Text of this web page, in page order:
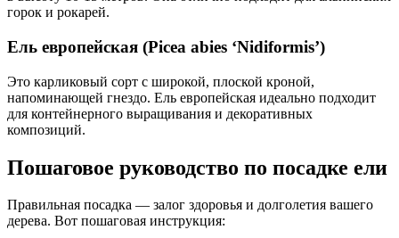
горок и рокарей.
Ель европейская (Picea abies ‘Nidiformis’)
Это карликовый сорт с широкой, плоской кроной,
напоминающей гнездо. Ель европейская идеально подходит
для контейнерного выращивания и декоративных
композиций.
Пошаговое руководство по посадке ели
Правильная посадка — залог здоровья и долголетия вашего
дерева. Вот пошаговая инструкция: